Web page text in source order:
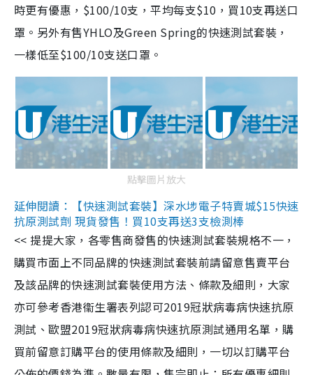
時更有優惠，$100/10支，平均每支$10，買10支再送口
罩。另外有售YHLO及Green Spring的快速測試套裝，
一樣低至$100/10支送口罩。
點擊圖片放大
延伸閱讀：【快速測試套裝】深水埗電子特賣城$15快速
抗原測試劑 現貨發售！買10支再送3支檢測棒
<< 提提大家，各零售商發售的快速測試套裝規格不一，
購買市面上不同品牌的快速測試套裝前請留意售賣平台
及該品牌的快速測試套裝使用方法、條款及細則，大家
亦可參考香港衞生署表列認可2019冠狀病毒病快速抗原
測試、歐盟2019冠狀病毒病快速抗原測試通用名單，購
買前留意訂購平台的使用條款及細則，一切以訂購平台